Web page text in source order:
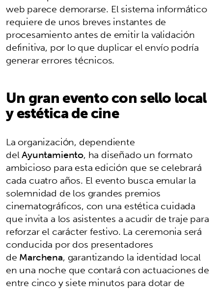
web parece demorarse. El sistema informático
requiere de unos breves instantes de
procesamiento antes de emitir la validación
definitiva, por lo que duplicar el envío podría
generar errores técnicos.
Un gran evento con sello local
y estética de cine
La organización, dependiente
delAyuntamiento, ha diseñado un formato
ambicioso para esta edición que se celebrará
cada cuatro años. El evento busca emular la
solemnidad de los grandes premios
cinematográficos, con una estética cuidada
que invita a los asistentes a acudir de traje para
reforzar el carácter festivo. La ceremonia será
conducida por dos presentadores
deMarchena, garantizando la identidad local
en una noche que contará con actuaciones de
entre cinco y siete minutos para dotar de